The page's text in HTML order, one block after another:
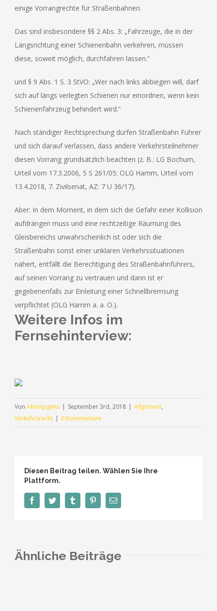
einige Vorrangrechte für Straßenbahnen.
Das sind insbesondere §§ 2 Abs. 3: „Fahrzeuge, die in der
Längsrichtung einer Schienenbahn verkehren, müssen
diese, soweit möglich, durchfahren lassen.“
und § 9 Abs. 1 S. 3 StVO: „Wer nach links abbiegen will, darf
sich auf längs verlegten Schienen nur einordnen, wenn kein
Schienenfahrzeug behindert wird.“
Nach ständiger Rechtsprechung dürfen Straßenbahn Führer
und sich darauf verlassen, dass andere Verkehrsteilnehmer
diesen Vorrang grundsätzlich beachten (z. B.: LG Bochum,
Urteil vom 17.3.2006, 5 S 261/05; OLG Hamm, Urteil vom
13.4.2018, 7. Zivilsenat, AZ: 7 U 36/17).
Aber: In dem Moment, in dem sich die Gefahr einer Kollision
aufdrängen muss und eine rechtzeitige Räumung des
Gleisbereichs unwahrscheinlich ist oder sich die
Straßenbahn sonst einer unklaren Verkehrssituationen
nähert, entfällt die Berechtigung des Straßenbahnführers,
auf seinen Vorrang zu vertrauen und dann ist er
gegebenenfalls zur Einleitung einer Schnellbremsung
verpflichtet (OLG Hamm a. a. O.).
Weitere Infos im
Fernsehinterview:
Von AKempgens | September 3rd, 2018 | Allgemein,
Verkehrsrecht | 0 Kommentare
Diesen Beitrag teilen. Wählen Sie Ihre
Plattform.
FacebookTwitter Tumblr PinterestE-
Mail
Ähnliche Beiträge